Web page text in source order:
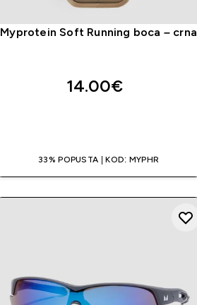
Myprotein Soft Running boca – crna
14.00€‎
33% POPUSTA | KOD: MYPHR